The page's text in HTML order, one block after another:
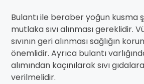
Bulantı ile beraber yoğun kusma
mutlaka sıvı alınması gereklidir.
sıvının geri alınması sağlığın
önemlidir. Ayrıca bulantı
alımından kaçınılarak sıvı
verilmelidir.